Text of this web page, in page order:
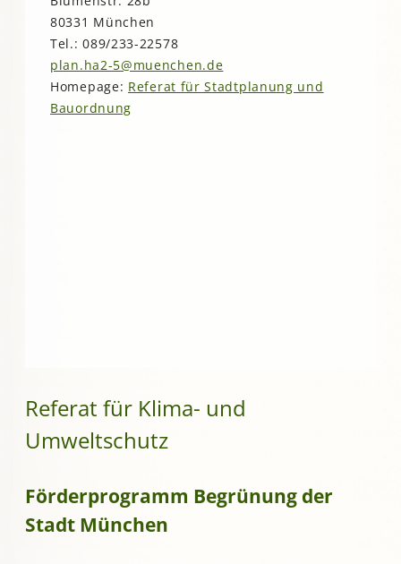
80331 München
Tel.: 089/233-22578
plan.ha2-5@muenchen.de
Homepage: Referat für Stadtplanung und
Bauordnung
Referat für Klima- und
Umweltschutz
Förderprogramm Begrünung der
Stadt München